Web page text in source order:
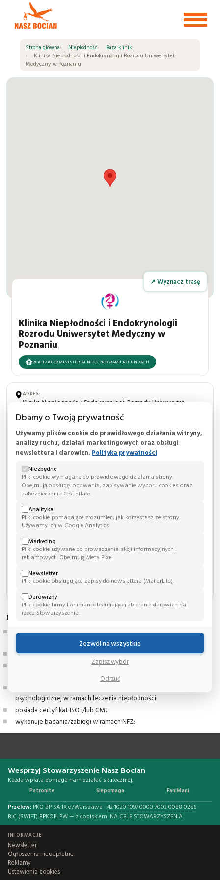
Strona główna Niepłodność
Baza klinik
Klinika Niepłodności i Endokrynologii Rozrodu Uniwersytet
Medyczny w Poznaniu
Klinika Niepłodności i Endokrynologii
Rozrodu Uniwersytet Medyczny w
Poznaniu
REALIZATOR MINISTERIALNEGO PROGRAMU REFUNDACJI
ADRES:
Klinika Niepłodności i Endokrynologii Rozrodu Uniwersytet
ul. Polna 33 (budynek G)
60-535, Poznań
wielkopolskie, Polska
TELEFON:
+48 618 419 311
E-MAIL:
ivf-rejestracja@gpsk.ump.edu.pl
STRONA WWW:
Facebook
YouTube
↗ Wyznacz trasę
Istnieje od 1919 roku
raportuje przeprowadzone zabiegi IUI i IVF w ramach European IVF
deklaruje stosowanie standardów terapeutycznych PTG SPiN i PTMR
personel Ośrodka uczestniczy w szkoleniach ESHRE i posiada
psychologicznej w ramach leczenia niepłodności
posiada certyfikat ISO i/lub CMJ
wykonuje badania/zabiegi w ramach NFZ:
Wesprzyj Stowarzyszenie Nasz Bocian
Każda wpłata pomaga nam działać skuteczniej.
Patronite Siepomaga FaniMani
Przelew: PKO BP SA IX o/Warszawa · 42 1020 1097 0000 7002 0088 0286 ·
BIC (SWIFT) BPKOPLPW — z dopiskiem: NA CELE STOWARZYSZENIA
INFORMACJE
Newsletter
Ogłoszenia nieodpłatne
Reklamy
Ustawienia cookies
Dbamy o Twoją prywatność
Używamy plików cookie do prawidłowego działania witryny,
analizy ruchu, działań marketingowych oraz obsługi
newslettera i darowizn. Polityka prywatności
Niezbędne
Pliki cookie wymagane do prawidłowego działania strony.
Obejmują obsługę logowania, zapisywanie wyboru cookies oraz
zabezpieczenia Cloudflare.
Analityka
Pliki cookie pomagające zrozumieć, jak korzystasz ze strony.
Używamy ich w Google Analytics.
Marketing
Pliki cookie używane do prowadzenia akcji informacyjnych i
reklamowych. Obejmują Meta Pixel.
Newsletter
Pliki cookie obsługujące zapisy do newslettera (MailerLite).
Darowizny
Pliki cookie firmy Fanimani obsługującej zbieranie darowizn na
rzecz Stowarzyszenia.
Odrzuć
Zapisz wybór
Zezwól na wszystkie